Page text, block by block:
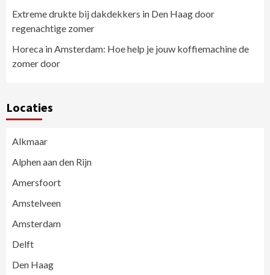
Extreme drukte bij dakdekkers in Den Haag door
regenachtige zomer
Horeca in Amsterdam: Hoe help je jouw koffiemachine de
zomer door
Locaties
Alkmaar
Alphen aan den Rijn
Amersfoort
Amstelveen
Amsterdam
Delft
Den Haag